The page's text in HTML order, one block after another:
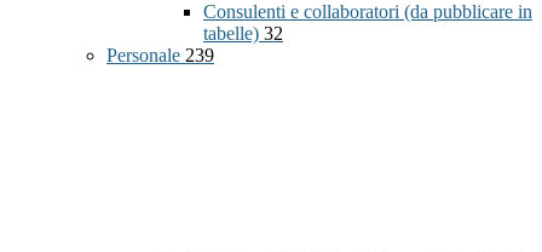
Consulenti e collaboratori (da pubblicare in
tabelle) 32
Personale 239